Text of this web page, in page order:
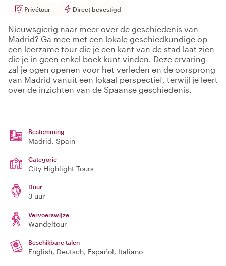
Privétour Direct bevestigd
Nieuwsgierig naar meer over de geschiedenis van
Madrid? Ga mee met een lokale geschiedkundige op
een leerzame tour die je een kant van de stad laat zien
die je in geen enkel boek kunt vinden. Deze ervaring
zal je ogen openen voor het verleden en de oorsprong
van Madrid vanuit een lokaal perspectief, terwijl je leert
over de inzichten van de Spaanse geschiedenis.
Bestemming
Madrid, Spain
Categorie
City Highlight Tours
Duur
3 uur
Vervoerswijze
Wandeltour
Beschikbare talen
English, Deutsch, Español, Italiano